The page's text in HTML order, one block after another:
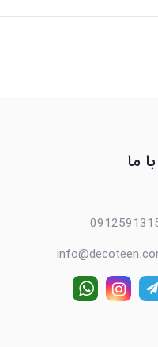
ما